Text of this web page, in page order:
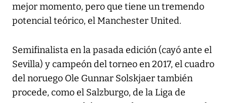
mejor momento, pero que tiene un tremendo
potencial teórico, el Manchester United.
Semifinalista en la pasada edición (cayó ante el
Sevilla) y campeón del torneo en 2017, el cuadro
del noruego Ole Gunnar Solskjaer también
procede, como el Salzburgo, de la Liga de